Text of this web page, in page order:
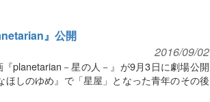
』公開
2016/09/02
planetarian－星の人－』が9月3日に劇場公開
しのゆめ』で「星屋」となった青年のその後